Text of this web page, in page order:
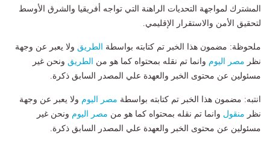
المشترك لمواجهة التحديات الراهنة التي تواجه أفريقيا والشرق الأوسط
لتحقيق الأمن والاستقرار الإقليمي.
ملحوظة: مضمون هذا الخبر تم كتابته بواسطة الطريق ولا يعبر عن وجهة
نظر مصر اليوم وانما تم نقله بمحتواه كما هو من الطريق ونحن غير
مسئولين عن محتوى الخبر والعهدة علي المصدر السابق ذكرة.
انتبه: مضمون هذا الخبر تم كتابته بواسطة مصر اليوم ولا يعبر عن وجهة
نظر منقول وانما تم نقله بمحتواه كما هو من مصر اليوم ونحن غير
مسئولين عن محتوى الخبر والعهدة علي المصدر السابق ذكرة.